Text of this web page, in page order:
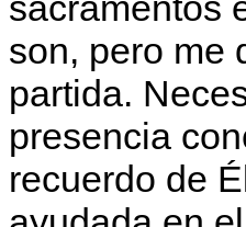
son, pero me
partida.
presencia
recuerdo de